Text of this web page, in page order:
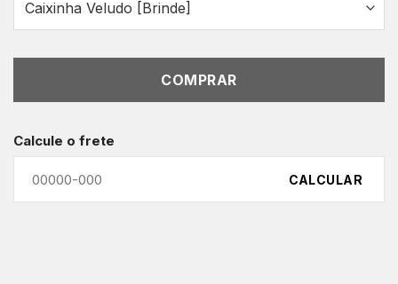
COMPRAR
Calcule o frete
CALCULAR